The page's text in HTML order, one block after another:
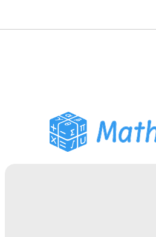
PDF Läxhjälp
Studieverktyg